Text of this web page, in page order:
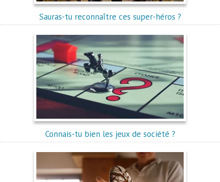
Sauras-tu reconnaître ces super-héros ?
Connais-tu bien les jeux de société ?